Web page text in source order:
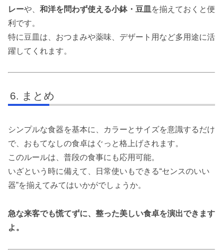
レーや、 和洋を問わず使える小鉢・豆皿 を揃えておくと便
利です。
特に豆皿は、おつまみや薬味、デザート用など多用途に活
躍してくれます。
まとめ
シンプルな食器を基本に、カラーとサイズを意識するだけ
で、おもてなしの食卓はぐっと格上げされます。
このルールは、普段の食事にも応用可能。
いざという時に備えて、日常使いもできる“センスのいい
器”を揃えてみてはいかがでしょうか。
急な来客でも慌てずに、整った美しい食卓を演出できます
よ。